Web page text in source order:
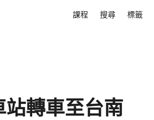
課程 搜尋 標籤
轉車至台南